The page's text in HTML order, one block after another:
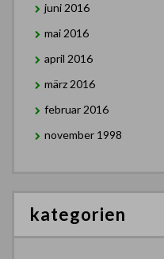
juni 2016
mai 2016
april 2016
märz 2016
februar 2016
november 1998
kategorien